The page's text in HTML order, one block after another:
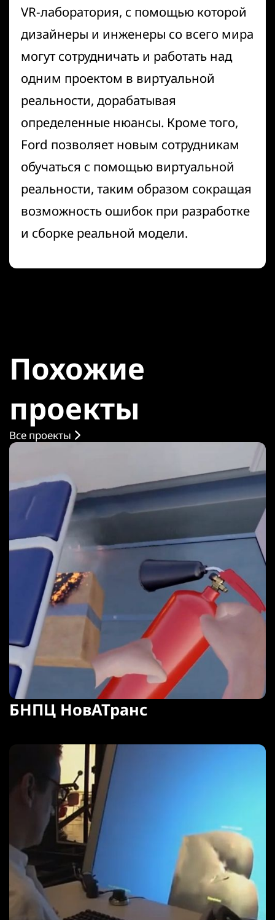
VR-лаборатория, с помощью которой
дизайнеры и инженеры со всего мира
могут сотрудничать и работать над
одним проектом в виртуальной
реальности, дорабатывая
определенные нюансы. Кроме того,
Ford позволяет новым сотрудникам
обучаться с помощью виртуальной
реальности, таким образом сокращая
возможность ошибок при разработке
и сборке реальной модели.
Похожие
проекты
Все проекты
БНПЦ НовАТранс